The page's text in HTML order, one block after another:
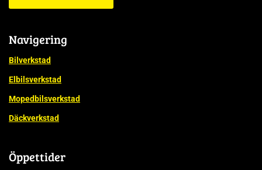
Navigering
Bilverkstad
Elbilsverkstad
Mopedbilsverkstad
Däckverkstad
Öppettider